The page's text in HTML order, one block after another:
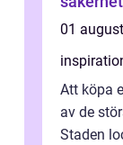
01
Att köpa
av de
Staden